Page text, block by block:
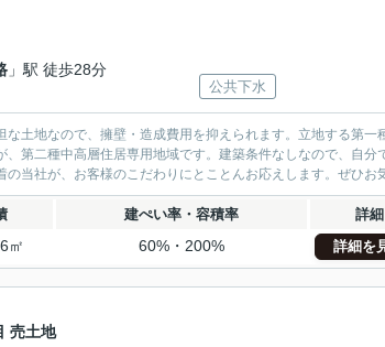
」駅 徒歩28分
公共下水
土地なので、擁壁・造成費用を抑えられます。立地する第一
第二種中高層住居専用地域です。建築条件なしなので、自分
当社が、お客様のこだわりにとことんお応えします。ぜひお
建ぺい率・容積率 詳細
㎡ 60%・200% 詳細を
売土地